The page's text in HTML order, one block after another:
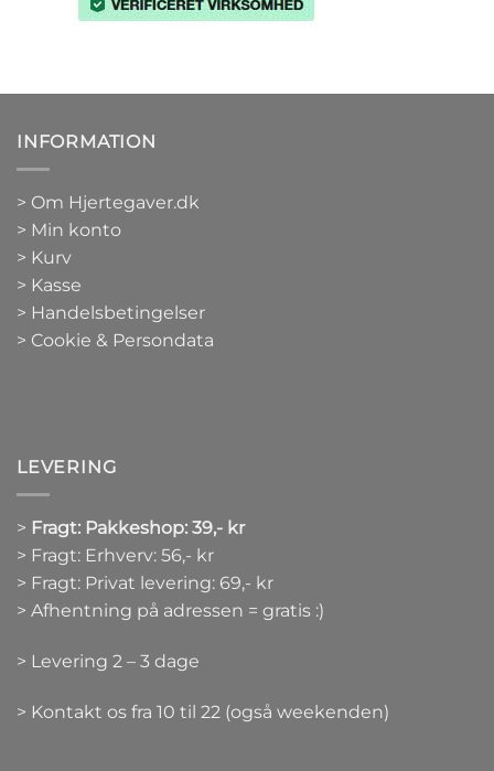
INFORMATION
> Om Hjertegaver.dk
> Min konto
> Kurv
> Kasse
> Handelsbetingelser
> Cookie & Persondata
LEVERING
> Fragt: Pakkeshop: 39,- kr
> Fragt: Erhverv: 56,- kr
> Fragt: Privat levering: 69,- kr
> Afhentning på adressen = gratis :)
> Levering 2 – 3 dage
> Kontakt os fra 10 til 22 (også weekenden)